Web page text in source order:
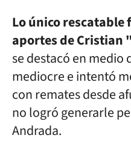
Lo único
aportes de Cristian
se destacó en medio
mediocre e intentó
con remates desde
no logró generarle
Andrada.